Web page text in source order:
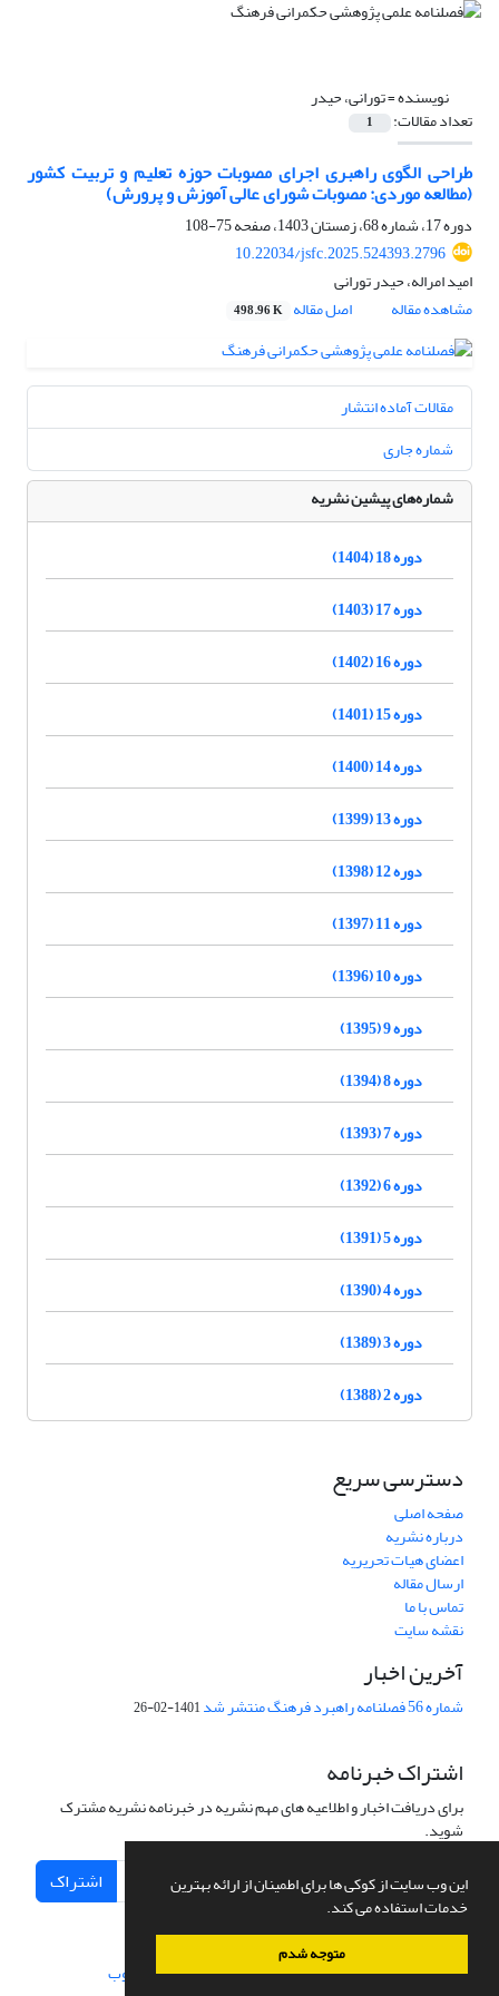
این وب سایت از کوکی ها برای اطمینان از ارائه بهترین
خدمات استفاده می کند.
متوجه شدم
نویسنده =تورانی، حیدر
تعداد مقالات: 1
طراحی الگوی راهبری اجرای مصوبات حوزه تعلیم و تربیت کشور
(مطالعه موردی: مصوبات شورای عالی آموزش و پرورش)
دوره 17، شماره 68، زمستان 1403، صفحه
75-108
10.22034/jsfc.2025.524393.2796
امید امراله، حیدر تورانی
مشاهده مقاله
اصل مقاله 498.96 K
مقالات آماده انتشار
شماره جاری
شماره‌های پیشین نشریه
دوره 18 (1404)
دوره 17 (1403)
دوره 16 (1402)
دوره 15 (1401)
دوره 14 (1400)
دوره 13 (1399)
دوره 12 (1398)
دوره 11 (1397)
دوره 10 (1396)
دوره 9 (1395)
دوره 8 (1394)
دوره 7 (1393)
دوره 6 (1392)
دوره 5 (1391)
دوره 4 (1390)
دوره 3 (1389)
دوره 2 (1388)
دسترسی سریع
صفحه اصلی
درباره نشریه
اعضای هیات تحریریه
ارسال مقاله
تماس با ما
نقشه سایت
آخرین اخبار
شماره 56 فصلنامه راهبرد فرهنگ منتشر شد 1401-02-26
اشتراک خبرنامه
برای دریافت اخبار و اطلاعیه های مهم نشریه در خبرنامه نشریه مشترک
شوید.
اشتراک
سامانه مدیریت نشریات علمی.طراحی و پیاده سازی از سیناوب